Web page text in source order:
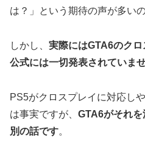
は？」という期待の声が多い
しかし、 実際にはGTA6のクロ
公式には一切発表されていませ
PS5がクロスプレイに対応し
は事実ですが、 GTA6がそれを
別の話です。